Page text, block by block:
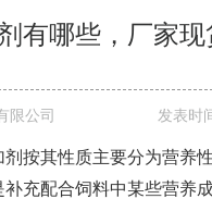
有哪些，厂家现
限公司 发表时
按其性质主要分为营养
充配合饲料中某些营养